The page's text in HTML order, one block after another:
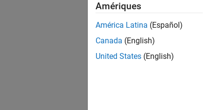
Amériques
América Latina (Español)
Canada (English)
United States (English)